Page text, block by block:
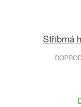
Stříbrná